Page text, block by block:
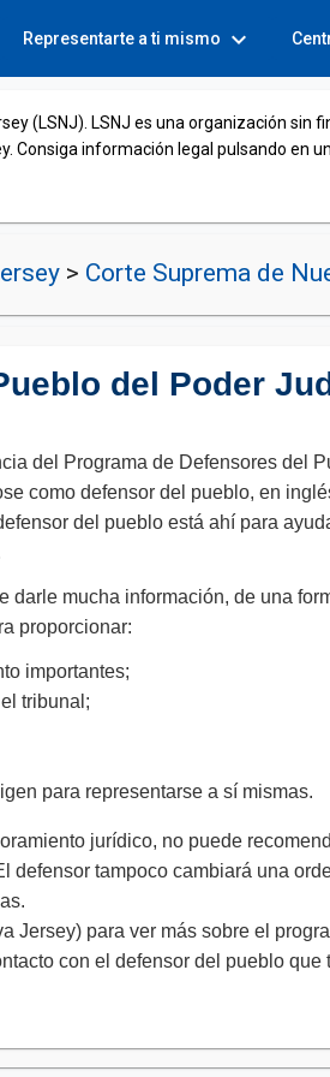
Representarte a ti mismo expand_more
(LSNJ). LSNJ es una organización sin
Consiga información legal pulsando en
> Corte Suprema de
del Poder
del Programa de Defensores del
como defensor del pueblo, en
del pueblo está ahí para
mucha información, de una
proporcionar:
importantes;
tribunal;
para representarse a sí mismas.
jurídico, no puede
tampoco cambiará una
Jersey) para ver más sobre el
con el defensor del pueblo que